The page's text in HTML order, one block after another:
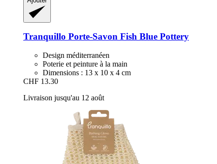
Tranquillo Porte-​Savon Fish Blue Pottery
Design méditerranéen
Poterie et peinture à la main
Dimensions : 13 x 10 x 4 cm
CHF 13.30
Livraison jusqu'au 12 août